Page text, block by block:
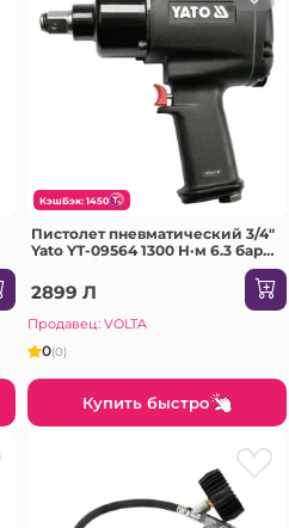
КэшБэк: 1450
Пистолет пневматический 3/4"
Yato YT-09564 1300 Н·м 6.3 бар
2899 Л
Продавец: VOLTA
0(0)
Купить быстро